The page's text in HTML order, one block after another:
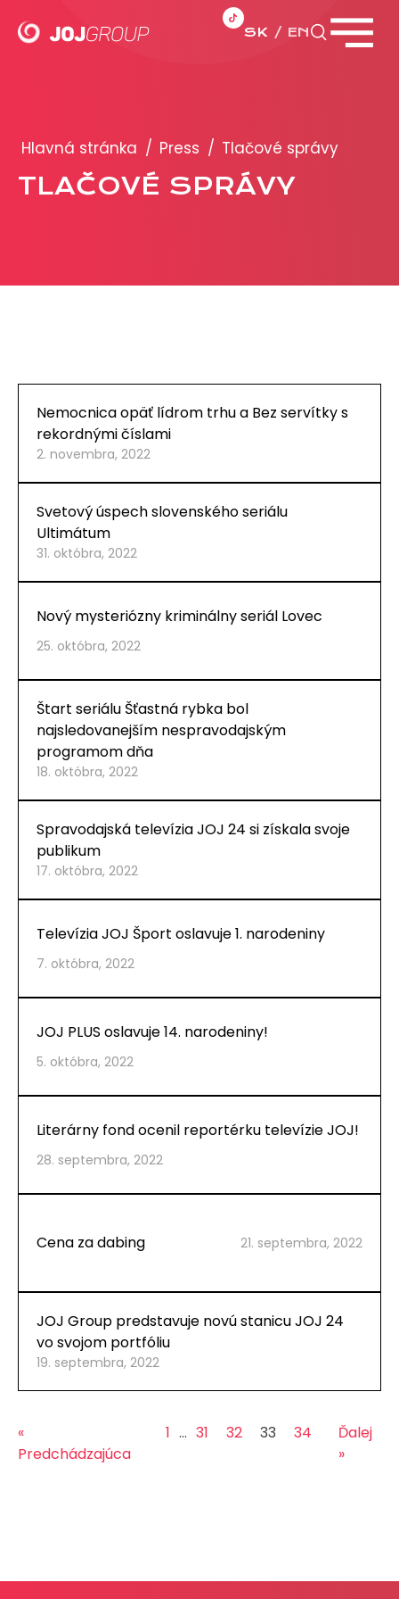
SK EN
Brandy
Produkty
CASE STUDIES
Tím
Kariéra
PRESS
Tlačové správy
B2B Rozhovory
VEREJNÉ VYSIELANIE MS 2026
KONTAKT
Hlavná stránka / Press / Tlačové správy
TLAČOVÉ SPRÁVY
Nemocnica opäť lídrom trhu a Bez servítky s
rekordnými číslami
2. novembra, 2022
Svetový úspech slovenského seriálu
Ultimátum
31. októbra, 2022
Nový mysteriózny kriminálny seriál Lovec
25. októbra, 2022
Štart seriálu Šťastná rybka bol
najsledovanejším nespravodajským
programom dňa
18. októbra, 2022
Spravodajská televízia JOJ 24 si získala svoje
publikum
17. októbra, 2022
Televízia JOJ Šport oslavuje 1. narodeniny
7. októbra, 2022
JOJ PLUS oslavuje 14. narodeniny!
5. októbra, 2022
Literárny fond ocenil reportérku televízie JOJ!
28. septembra, 2022
Cena za dabing 21. septembra, 2022
JOJ Group predstavuje novú stanicu JOJ 24
vo svojom portfóliu
19. septembra, 2022
«
Predchádzajúca
1 … 31 32 33 34
Ďalej
»